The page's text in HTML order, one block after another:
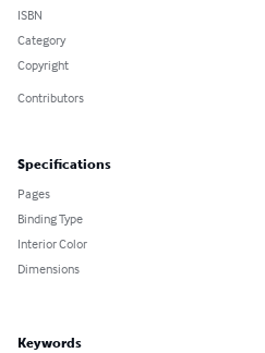
ISBN
Category
Copyright
Contributors
Specifications
Pages
Binding Type
Interior Color
Dimensions
Keywords